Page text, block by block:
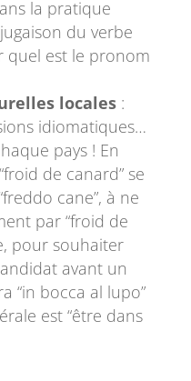
la pratique
du verbe
quel est le pronom
locales:
idiomatiques…
pays ! En
de canard” se
cane”, à ne
par “froid de
pour souhaiter
avant un
“in bocca al lupo”
est “être dans